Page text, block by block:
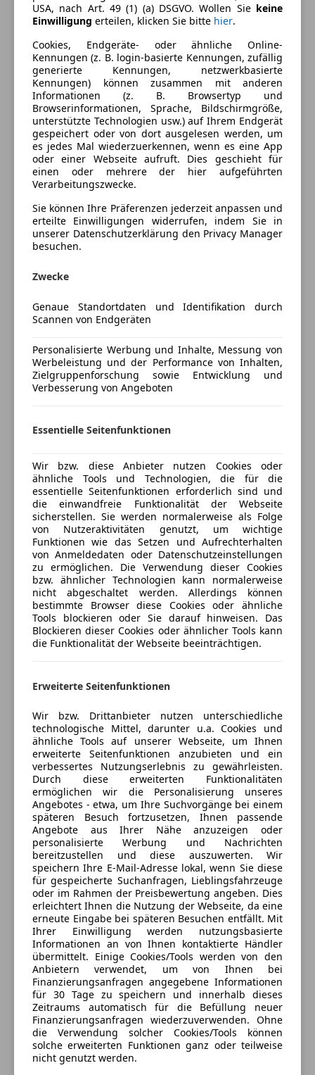
2-Zonen-Klimaautomatik
Armlehne
Beheizbares Lenkrad
Berganfahrassistent
Einparkhilfe
Einparkhilfe Rückfahrkamera
Einparkhilfe Sensoren hinten
Einparkhilfe Sensoren vorne
Elektrische Fensterheber
Elektrische Heckklappe
Elektrische Seitenspiegel
Elektrische Sitze
Lederlenkrad
Lordosenstütze
Multifunktionslenkrad
Regensensor
Schlüssellose Zentralverriegelung
Sitzheizung
Start/Stop-Automatik
Android Auto
Apple CarPlay
Bluetooth
Bordcomputer
Freisprecheinrichtung
Induktionsladen für Smartphones
Radio
USB
Volldigitales Kombiinstrument
Sicherheit
ABS
Abstandswarner
Alarmanlage
Beifahrerairbag
ESP
Fahrerairbag
Fernlichtassistent
Isofix
Kopfairbag
LED-Scheinwerfer
LED-Tagfahrlicht
Müdigkeitswarnsystem
Nebelscheinwerfer
Notbremsassistent
Notrufsystem
Reifendruckkontrollsystem
Seitenairbag
Servolenkung
Spurhalteassistent
Tagfahrlicht
Verkehrszeichenerkennung
Voll-LED Scheinwerfer
Wegfahrsperre
Farbe und Innenausstattung
Außenfarbe
Schwarz
Lackierung
Metallic
Preisbewertung
Mehr anzeigen
Versicherungsschutz an Ihre Bedürfnisse
anpassen
Freischaden-Gutschein ab Stufe 0
Auto einfach online versichern & Rabatt holen
Verkäufer Händler
Porsche Inter Auto GmbH & Co KG
Sternebewertung 4 von 5
4Sterne
(50% Weiterempfehlungen)
Anbieter auf AutoScout24 seit 2021
Verkauf
Geschlossen
1130 Wien, AT
Kontakt
Alle Fahrzeuge des Anbieters
Anbieter kontaktieren
Deine Nachricht
Eintauschwagen: Kaufen und verkaufen in nur einem
Schritt
Ich möchte mein Auto in Zahlung geben
(unverbindlich).
USA, nach Art. 49 (1) (a) DSGVO. Wollen Sie keine
Einwilligung erteilen, klicken Sie bitte hier.
Cookies, Endgeräte- oder ähnliche Online-
Kennungen (z. B. login-basierte Kennungen, zufällig
generierte Kennungen, netzwerkbasierte
Kennungen) können zusammen mit anderen
Informationen (z. B. Browsertyp und
Browserinformationen, Sprache, Bildschirmgröße,
unterstützte Technologien usw.) auf Ihrem Endgerät
gespeichert oder von dort ausgelesen werden, um
es jedes Mal wiederzuerkennen, wenn es eine App
oder einer Webseite aufruft. Dies geschieht für
einen oder mehrere der hier aufgeführten
Verarbeitungszwecke.
Sie können Ihre Präferenzen jederzeit anpassen und
erteilte Einwilligungen widerrufen, indem Sie in
unserer Datenschutzerklärung den Privacy Manager
besuchen.
Zwecke
Genaue Standortdaten und Identifikation durch
Scannen von Endgeräten
Personalisierte Werbung und Inhalte, Messung von
Werbeleistung und der Performance von Inhalten,
Zielgruppenforschung sowie Entwicklung und
Verbesserung von Angeboten
Essentielle Seitenfunktionen
Wir bzw. diese Anbieter nutzen Cookies oder
ähnliche Tools und Technologien, die für die
essentielle Seitenfunktionen erforderlich sind und
die einwandfreie Funktionalität der Webseite
sicherstellen. Sie werden normalerweise als Folge
von Nutzeraktivitäten genutzt, um wichtige
Funktionen wie das Setzen und Aufrechterhalten
von Anmeldedaten oder Datenschutzeinstellungen
zu ermöglichen. Die Verwendung dieser Cookies
bzw. ähnlicher Technologien kann normalerweise
nicht abgeschaltet werden. Allerdings können
bestimmte Browser diese Cookies oder ähnliche
Tools blockieren oder Sie darauf hinweisen. Das
Blockieren dieser Cookies oder ähnlicher Tools kann
die Funktionalität der Webseite beeinträchtigen.
Erweiterte Seitenfunktionen
Wir bzw. Drittanbieter nutzen unterschiedliche
technologische Mittel, darunter u.a. Cookies und
ähnliche Tools auf unserer Webseite, um Ihnen
erweiterte Seitenfunktionen anzubieten und ein
verbessertes Nutzungserlebnis zu gewährleisten.
Durch diese erweiterten Funktionalitäten
ermöglichen wir die Personalisierung unseres
Angebotes - etwa, um Ihre Suchvorgänge bei einem
späteren Besuch fortzusetzen, Ihnen passende
Angebote aus Ihrer Nähe anzuzeigen oder
personalisierte Werbung und Nachrichten
bereitzustellen und diese auszuwerten. Wir
speichern Ihre E-Mail-Adresse lokal, wenn Sie diese
für gespeicherte Suchanfragen, Lieblingsfahrzeuge
oder im Rahmen der Preisbewertung angeben. Dies
erleichtert Ihnen die Nutzung der Webseite, da eine
erneute Eingabe bei späteren Besuchen entfällt. Mit
Ihrer Einwilligung werden nutzungsbasierte
Informationen an von Ihnen kontaktierte Händler
übermittelt. Einige Cookies/Tools werden von den
Anbietern verwendet, um von Ihnen bei
Finanzierungsanfragen angegebene Informationen
für 30 Tage zu speichern und innerhalb dieses
Zeitraums automatisch für die Befüllung neuer
Finanzierungsanfragen wiederzuverwenden. Ohne
die Verwendung solcher Cookies/Tools können
solche erweiterten Funktionen ganz oder teilweise
nicht genutzt werden.